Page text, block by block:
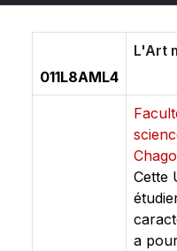
011L8AML4
L'Art
Cette
a